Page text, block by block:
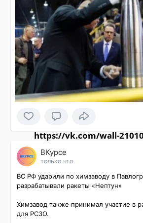
https://vk.com/wall-
ВКурсе
только что
ВС РФ ударили по химзаводу в
разрабатывали ракеты «Нептун»
Химзавод также принимал участие в
для РСЗО.